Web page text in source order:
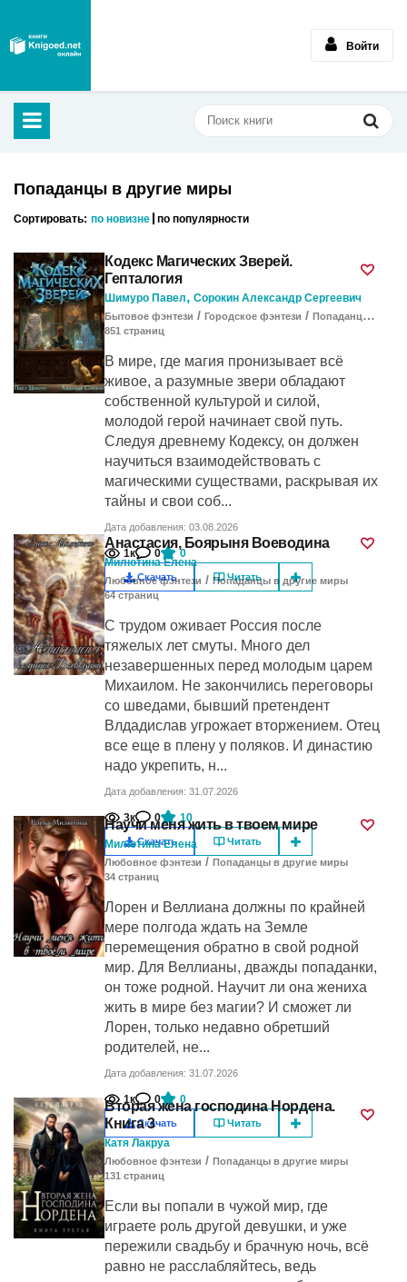
Войти
Попаданцы в другие миры
Сортировать: по новизне по популярности
Кодекс Магических Зверей.
Гепталогия
Шимуро Павел, Сорокин Александр Сергеевич
Бытовое фэнтези / Городское фэнтези / Попаданцы в другие миры
851 cтраниц
В мире, где магия пронизывает всё
живое, а разумные звери обладают
собственной культурой и силой,
молодой герой начинает свой путь.
Следуя древнему Кодексу, он должен
научиться взаимодействовать с
магическими существами, раскрывая их
тайны и свои соб...
Дата добавления: 03.08.2026
1к 0 0
Скачать Читать
Анастасия, Боярыня Воеводина
Милютина Елена
Любовное фэнтези / Попаданцы в другие миры
64cтраниц
С трудом оживает Россия после
тяжелых лет смуты. Много дел
незавершенных перед молодым царем
Михаилом. Не закончились переговоры
со шведами, бывший претендент
Влдадислав угрожает вторжением. Отец
все еще в плену у поляков. И династию
надо укрепить, н...
Дата добавления: 31.07.2026
3к 0 10
Скачать Читать
Научи меня жить в твоем мире
Милютина Елена
Любовное фэнтези / Попаданцы в другие миры
34 cтраниц
Лорен и Веллиана должны по крайней
мере полгода ждать на Земле
перемещения обратно в свой родной
мир. Для Веллианы, дважды попаданки,
он тоже родной. Научит ли она жениха
жить в мире без магии? И сможет ли
Лорен, только недавно обретший
родителей, не...
Дата добавления: 31.07.2026
1к 0 0
Скачать Читать
Вторая жена господина Нордена.
Книга 3
Катя Лакруа
Любовное фэнтези / Попаданцы в другие миры
131 cтраниц
Если вы попали в чужой мир, где
играете роль другой девушки, и уже
пережили свадьбу и брачную ночь, всё
равно не расслабляйтесь, ведь